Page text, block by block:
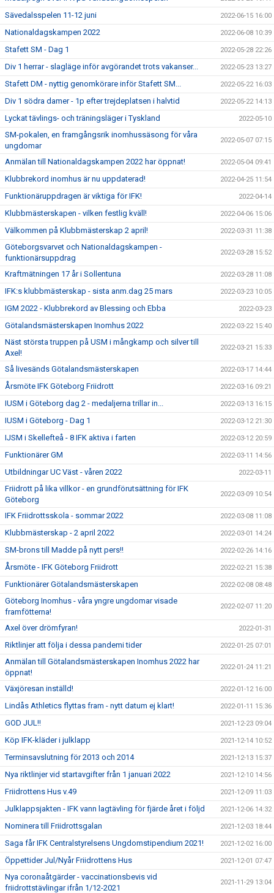
Sävedalsspelen 11-12 juni 2022-06-15 16:00
Nationaldagskampen 2022 2022-06-08 10:39
Stafett SM - Dag 1 2022-05-28 22:26
Div 1 herrar - slagläge inför avgörandet trots vakanser... 2022-05-23 13:27
Stafett DM - nyttig genomkörare inför Stafett SM... 2022-05-22 16:03
Div 1 södra damer - 1p efter trejdeplatsen i halvtid 2022-05-22 14:13
Lyckat tävlings- och träningsläger i Tyskland 2022-05-10
SM-pokalen, en framgångsrik inomhussäsong för våra
ungdomar
2022-05-07 07:15
Anmälan till Nationaldagskampen 2022 har öppnat! 2022-05-04 09:41
Klubbrekord inomhus är nu uppdaterad! 2022-04-25 11:54
Funktionäruppdragen är viktiga för IFK! 2022-04-14
Klubbmästerskapen - vilken festlig kväll! 2022-04-06 15:06
Välkommen på Klubbmästerskap 2 april! 2022-03-31 11:38
Göteborgsvarvet och Nationaldagskampen -
funktionärsuppdrag
2022-03-28 15:52
Kraftmätningen 17 år i Sollentuna 2022-03-28 11:08
IFK:s klubbmästerskap - sista anm.dag 25 mars 2022-03-23 10:05
IGM 2022 - Klubbrekord av Blessing och Ebba 2022-03-23
Götalandsmästerskapen Inomhus 2022 2022-03-22 15:40
Näst största truppen på USM i mångkamp och silver till
Axel!
2022-03-21 15:33
Så livesänds Götalandsmästerskapen 2022-03-17 14:44
Årsmöte IFK Göteborg Friidrott 2022-03-16 09:21
IUSM i Göteborg dag 2 - medaljerna trillar in... 2022-03-13 16:15
IUSM i Göteborg - Dag 1 2022-03-12 21:30
IJSM i Skellefteå - 8 IFK aktiva i farten 2022-03-12 20:59
Funktionärer GM 2022-03-11 14:56
Utbildningar UC Väst - våren 2022 2022-03-11
Friidrott på lika villkor - en grundförutsättning för IFK
Göteborg
2022-03-09 10:54
IFK Friidrottsskola - sommar 2022 2022-03-08 11:08
Klubbmästerskap - 2 april 2022 2022-03-01 14:24
SM-brons till Madde på nytt pers!! 2022-02-26 14:16
Årsmöte - IFK Göteborg Friidrott 2022-02-21 15:38
Funktionärer Götalandsmästerskapen 2022-02-08 08:48
Göteborg Inomhus - våra yngre ungdomar visade
framfötterna!
2022-02-07 11:20
Axel över drömfyran! 2022-01-31
Riktlinjer att följa i dessa pandemi tider 2022-01-25 07:01
Anmälan till Götalandsmästerskapen Inomhus 2022 har
öppnat!
2022-01-24 11:21
Växjöresan inställd! 2022-01-12 16:00
Lindås Athletics flyttas fram - nytt datum ej klart! 2022-01-11 15:36
GOD JUL!! 2021-12-23 09:04
Köp IFK-kläder i julklapp 2021-12-14 10:52
Terminsavslutning för 2013 och 2014 2021-12-13 15:37
Nya riktlinjer vid startavgifter från 1 januari 2022 2021-12-10 14:56
Friidrottens Hus v.49 2021-12-09 11:03
Julklappsjakten - IFK vann lagtävling för fjärde året i följd 2021-12-06 14:32
Nominera till Friidrottsgalan 2021-12-03 18:44
Saga får IFK Centralstyrelsens Ungdomstipendium 2021! 2021-12-02 16:00
Öppettider Jul/Nyår Friidrottens Hus 2021-12-01 07:47
Nya coronaåtgärder - vaccinationsbevis vid
friidrottstävlingar ifrån 1/12-2021
2021-11-29 13:04